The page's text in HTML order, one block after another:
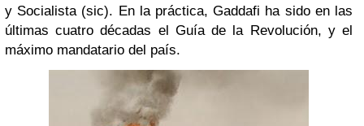
y Socialista (sic). En la práctica, Gaddafi ha sido en las
últimas cuatro décadas el Guía de la Revolución, y el
máximo mandatario del país.